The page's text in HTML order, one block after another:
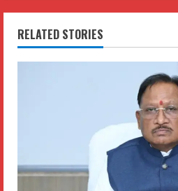
n
u
a
RELATED STORIES